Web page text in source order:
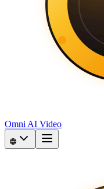
Omni AI Video